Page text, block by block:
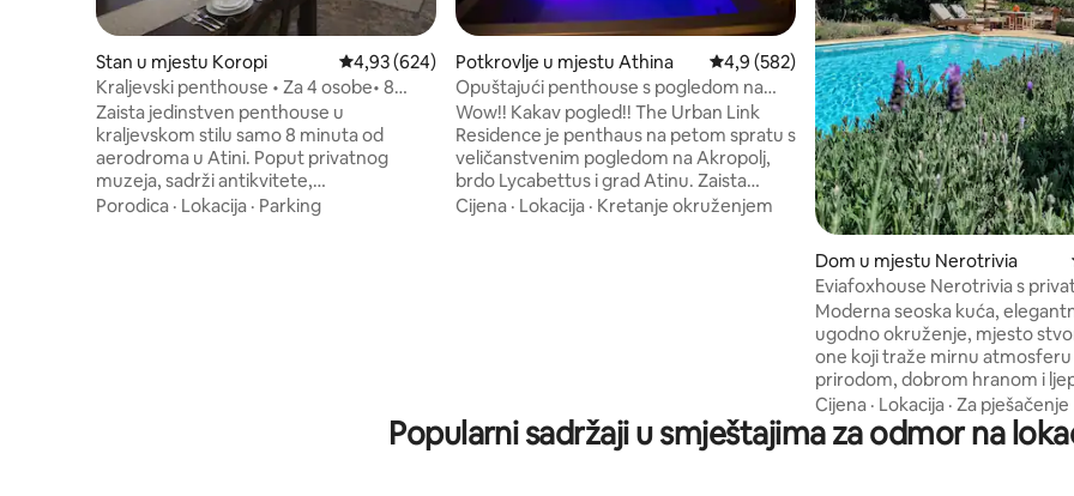
Stan u mjestu Koropi Prosječna ocjena: 4,93 od 5, recenzija: 624
4,93 (624)
Kraljevski penthouse • Za 4 osobe• 8
minuta od aerodroma
Zaista jedinstven penthouse u
kraljevskom stilu samo 8 minuta od
aerodroma u Atini. Poput privatnog
muzeja, sadrži antikvitete,
predimenzionirane krevete od 200×220,
Porodica · Lokacija · Parking
Potkrovlje u mjestu Athina Prosječna ocjena: 4,9 od 5, recenzija: 582
4,9 (582)
Opuštajući penthouse s pogledom na
Akropolj i jacuzzijem
Wow!! Kakav pogled!! The Urban Link
Residence je penthaus na petom spratu s
veličanstvenim pogledom na Akropolj,
brdo Lycabettus i grad Atinu. Zaista
jedinstven smještaj na savršenoj lokaciji s
Cijena · Lokacija · Kretanje okruženjem
Dom u mjestu Nerotrivia
Eviafoxhouse Nerotrivia s
bazenom s pogledom na more
Moderna seoska kuća,
ugodno okruženje, mjesto
one koji traže mirnu
prirodom, dobrom hranom i
Otok Evija nudi najbolje rješenje
koji žele uživati u ljetnjem
mora, ali ne žele propustiti svu
Cijena · Lokacija · Za pješačenje
Popularni sadržaji u smještajima za odmor na